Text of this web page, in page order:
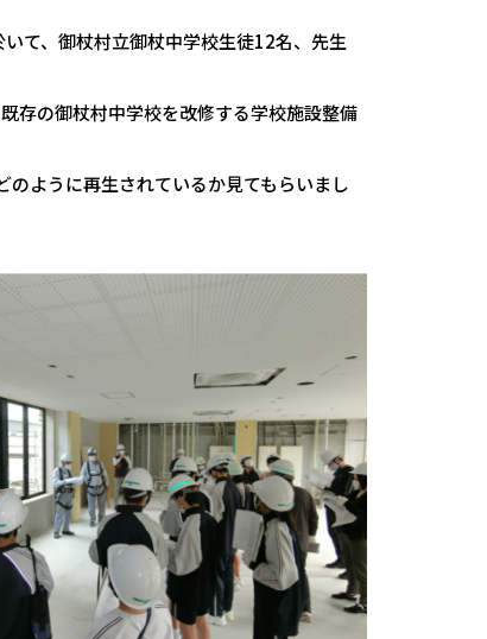
て、御杖村立御杖中学校生徒12名、先生
存の御杖村中学校を改修する学校施設整備
ように再生されているか見てもらいまし